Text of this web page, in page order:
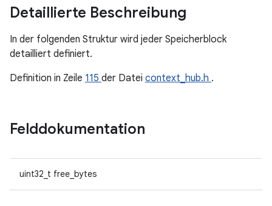
Detaillierte Beschreibung
In der folgenden Struktur wird jeder Speicherblock
detailliert definiert.
Definition in Zeile 115 der Datei context_hub.h .
Felddokumentation
uint32_t free_bytes